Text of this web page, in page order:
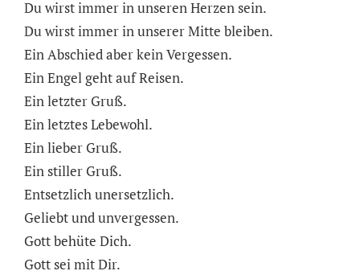
Du wirst immer in unseren Herzen sein.
Du wirst immer in unserer Mitte bleiben.
Ein Abschied aber kein Vergessen.
Ein Engel geht auf Reisen.
Ein letzter Gruß.
Ein letztes Lebewohl.
Ein lieber Gruß.
Ein stiller Gruß.
Entsetzlich unersetzlich.
Geliebt und unvergessen.
Gott behüte Dich.
Gott sei mit Dir.